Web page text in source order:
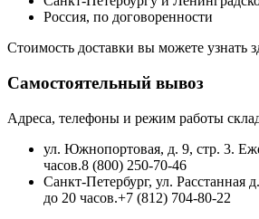
Россия, по договоренности
Стоимость доставки вы можете узнать
Самостоятельный вывоз
Адреса, телефоны и режим работы
ул. Южнопортовая, д. 9, стр. 3.
часов.8 (800) 250-70-46
Санкт-Петербург, ул. Расстанная
до 20 часов.+7 (812) 704-80-22